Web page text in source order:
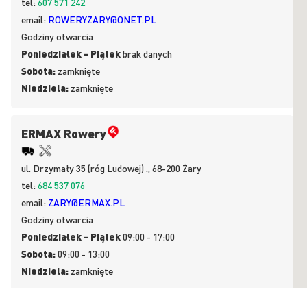
email: ROWERYZARY@ONET.PL
Godziny otwarcia
Poniedziałek - Piątekbrak danych
Sobota: zamknięte
Niedziela: zamknięte
ERMAX Rowery
ul. Drzymały 35 (róg Ludowej) ., 68-200 Żary
tel:684 537 076
email: ZARY@ERMAX.PL
Godziny otwarcia
Poniedziałek - Piątek09:00 - 17:00
Sobota:09:00 - 13:00
Niedziela: zamknięte